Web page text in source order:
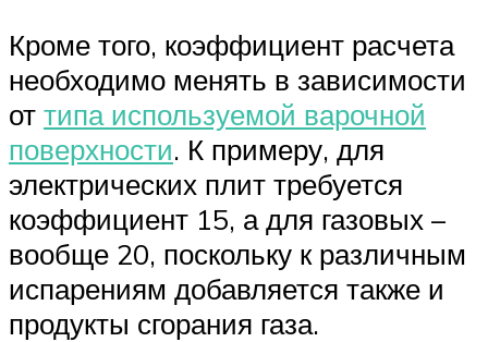
Кроме того, коэффициент расчета
необходимо менять в зависимости
от типа используемой варочной
поверхности. К примеру, для
электрических плит требуется
коэффициент 15, а для газовых –
вообще 20, поскольку к различным
испарениям добавляется также и
продукты сгорания газа.